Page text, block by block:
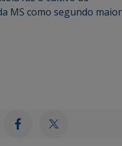
MS como segundo maior